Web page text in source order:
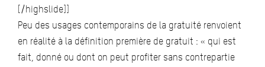
[/highslide]]
Peu des usages contemporains de la gratuité renvoient
en réalité à la définition première de gratuit : « qui est
fait, donné ou dont on peut profiter sans contrepartie